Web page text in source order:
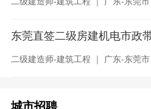
东莞直签二级房建机电市政
二级建造师-建筑工程 ｜ 广东-东莞市